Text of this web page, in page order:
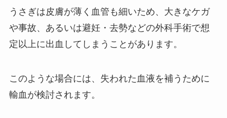
うさぎは皮膚が薄く血管も細いため、大きなケガ
や事故、あるいは避妊・去勢などの外科手術で想
定以上に出血してしまうことがあります。
このような場合には、失われた血液を補うために
輸血が検討されます。